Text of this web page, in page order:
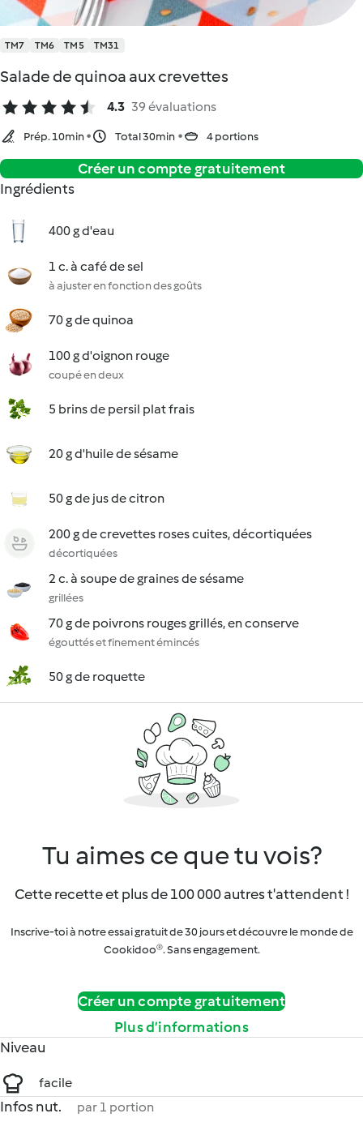
TM7 TM6 TM5 TM31
Salade de quinoa aux crevettes
4.3 39 évaluations
Prép. 10min Total 30min 4 portions
Créer un compte gratuitement
Ingrédients
400 g d'eau
1 c. à café de sel
à ajuster en fonction des goûts
70 g de quinoa
100 g d'oignon rouge
coupé en deux
5 brins de persil plat frais
20 g d'huile de sésame
50 g de jus de citron
200 g de crevettes roses cuites, décortiquées
décortiquées
2 c. à soupe de graines de sésame
grillées
70 g de poivrons rouges grillés, en conserve
égouttés et finement émincés
50 g de roquette
Tu aimes ce que tu vois?
Cette recette et plus de 100 000 autres t'attendent !
Inscrive-toi à notre essai gratuit de 30 jours et découvre le monde de
Cookidoo®. Sans engagement.
Créer un compte gratuitement
Plus d’informations
Niveau
facile
Infos nut. par 1 portion